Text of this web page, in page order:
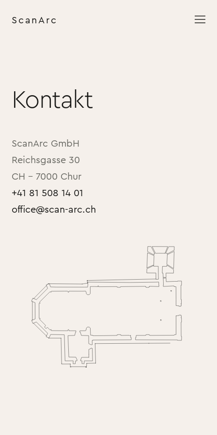
ScanArc
Kontakt
ScanArc GmbH
Reichsgasse 30
CH – 7000 Chur
+41 81 508 14 01
office@scan-arc.ch